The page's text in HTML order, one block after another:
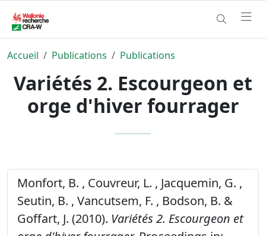
Accueil Publications Publications
Variétés 2. Escourgeon et
orge d'hiver fourrager
Monfort, B. , Couvreur, L. , Jacquemin, G. ,
Seutin, B. , Vancutsem, F. , Bodson, B. &
Goffart, J. (2010). Variétés 2. Escourgeon et